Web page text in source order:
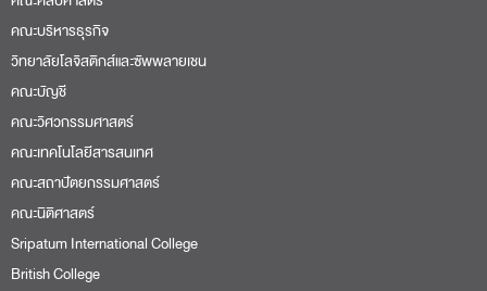
คณะบริหารธุรกิจ
วิทยาลัยโลจิสติกส์และซัพพลายเชน
คณะบัญชี
คณะวิศวกรรมศาสตร์
คณะเทคโนโลยีสารสนเทศ
คณะสถาปัตยกรรมศาสตร์
คณะนิติศาสตร์
Sripatum International College
British College